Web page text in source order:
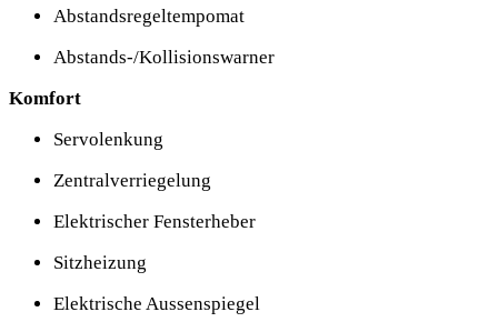
Abstandsregeltempomat
Abstands-/Kollisionswarner
Komfort
Servolenkung
Zentralverriegelung
Elektrischer Fensterheber
Sitzheizung
Elektrische Aussenspiegel